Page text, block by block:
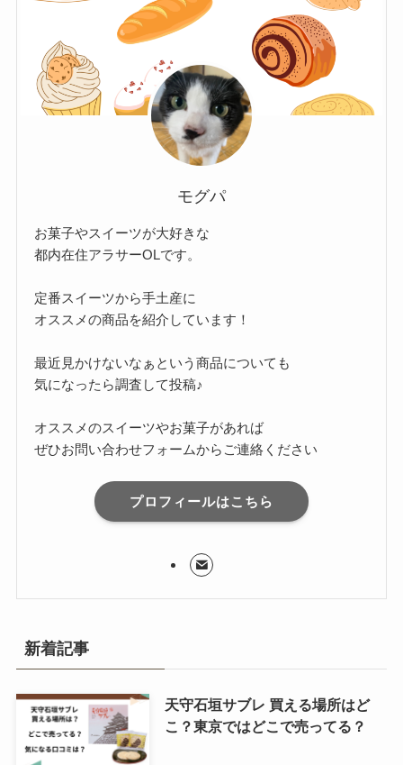
モグパ
お菓子やスイーツが大好きな
都内在住アラサーOLです。
定番スイーツから手土産に
オススメの商品を紹介しています！
最近見かけないなぁという商品についても
気になったら調査して投稿♪
オススメのスイーツやお菓子があれば
ぜひお問い合わせフォームからご連絡ください
プロフィールはこちら
新着記事
天守石垣サブレ 買える場所はど
こ？東京ではどこで売ってる？